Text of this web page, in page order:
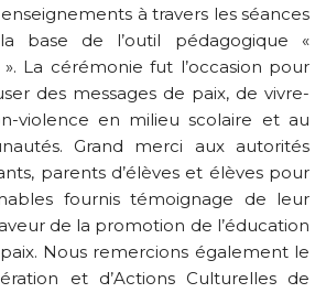
à travers les séances
base de l’outil pédagogique «
La cérémonie fut l’occasion pour
des messages de paix, de vivre-
violence en milieu scolaire et au
Grand merci aux autorités
parents d’élèves et élèves pour
fournis témoignage de leur
de la promotion de l’éducation
Nous remercions également le
et d’Actions Culturelles de